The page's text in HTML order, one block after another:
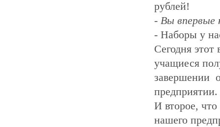
рублей!
- Вы впервые
- Наборы у
Сегодня
учащиеся
завершении
предприятии.
И второе,
нашего